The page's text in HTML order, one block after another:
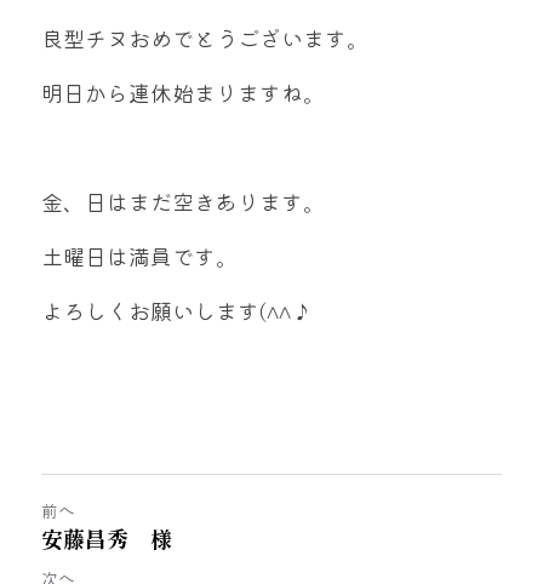
良型チヌおめでとうございます。
明日から連休始まりますね。
金、日はまだ空きあります。
土曜日は満員です。
よろしくお願いします(^^♪
前へ
安藤昌秀 様
次へ